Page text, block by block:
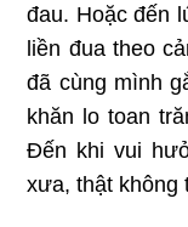
đau. Hoặc đến
liền đua theo
đã cùng mình
khăn lo toan
Đến khi vui
xưa, thật không